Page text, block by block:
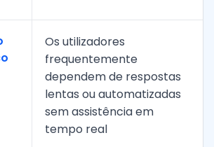
Os utilizadores
frequentemente
dependem de respostas
lentas ou automatizadas
sem assistência em
tempo real